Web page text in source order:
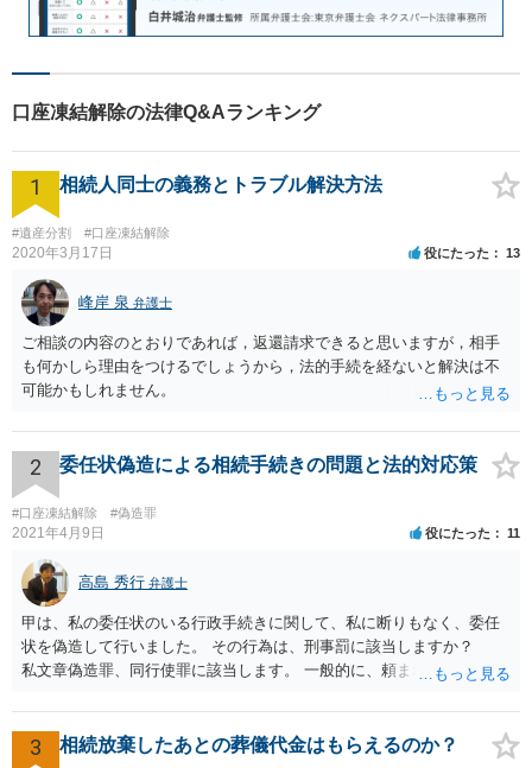
口座凍結解除の法律Q&Aランキング
1 相続人同士の義務とトラブル解決方法
#遺産分割 #口座凍結解除
2020年3月17日 役にたった 13
峰岸 泉 弁護士
ご相談の内容のとおりであれば，返還請求できると思いますが，相手
も何かしら理由をつけるでしょうから，法的手続を経ないと解決は不
可能かもしれません。
2 委任状偽造による相続手続きの問題と法的対応策
#口座凍結解除 #偽造罪
2021年4月9日 役にたった 11
高島 秀行 弁護士
甲は、私の委任状のいる行政手続きに関して、私に断りもなく、委任
状を偽造して行いました。 その行為は、刑事罰に該当しますか？
私文章偽造罪、同行使罪に該当します。 一般的に、頼まれた（委任さ
か？ 委任状を偽造して使用することはまでは依頼の範囲ではない
ので できないと思います。
3 相続放棄したあとの葬儀代金はもらえるのか？